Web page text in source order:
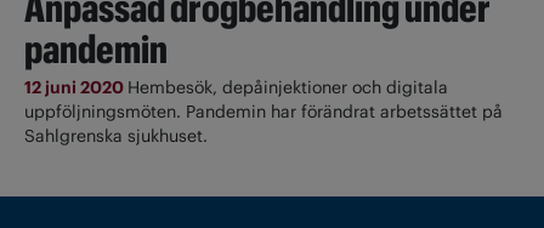
pandemin
12 juni 2020 Hembesök, depåinjektioner och digitala
uppföljningsmöten. Pandemin har förändrat arbetssättet på
Sahlgrenska sjukhuset.